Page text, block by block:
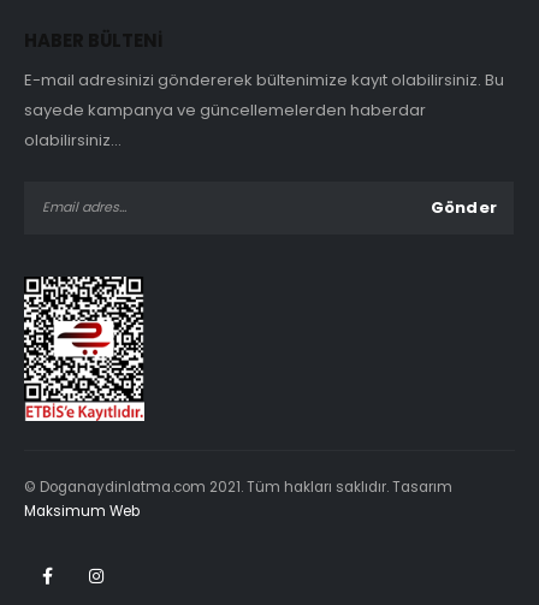
HABER BÜLTENİ
E-mail adresinizi göndererek bültenimize kayıt olabilirsiniz. Bu
sayede kampanya ve güncellemelerden haberdar
olabilirsiniz...
© Doganaydinlatma.com 2021. Tüm hakları saklıdır. Tasarım
Maksimum Web